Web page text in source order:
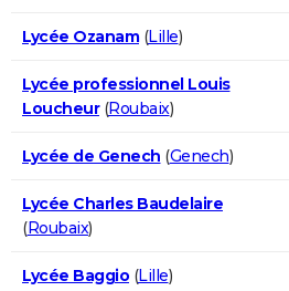
Lycée Ozanam(Lille)
Lycée professionnel Louis
Loucheur(Roubaix)
Lycée de Genech (Genech)
Lycée Charles Baudelaire
(Roubaix)
Lycée Baggio (Lille)